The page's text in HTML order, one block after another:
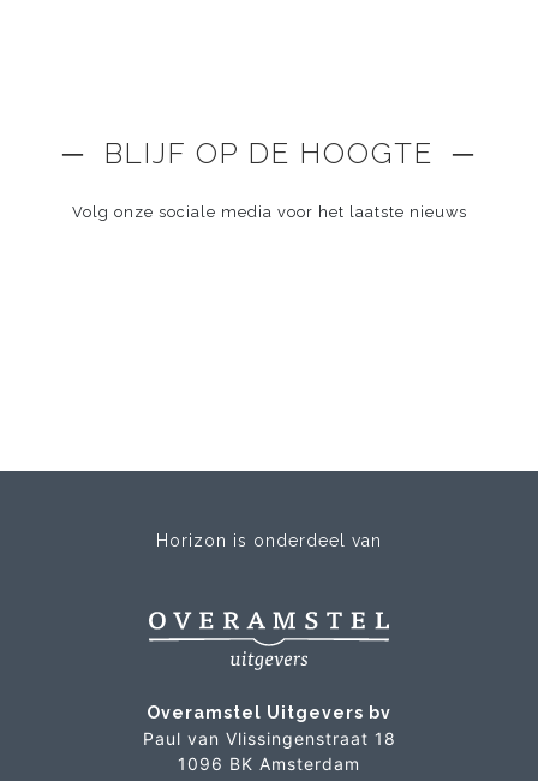
─ BLIJF OP DE HOOGTE ─
Volg onze sociale media voor het laatste nieuws
Horizon is onderdeel van
Overamstel Uitgevers bv
Paul van Vlissingenstraat 18
1096 BK Amsterdam